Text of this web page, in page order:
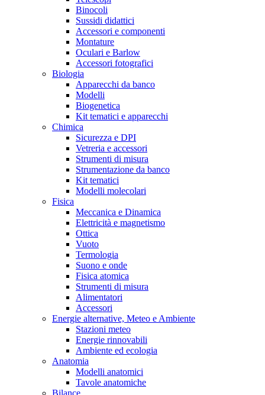
Binocoli
Sussidi didattici
Accessori e componenti
Montature
Oculari e Barlow
Accessori fotografici
Biologia
Apparecchi da banco
Modelli
Biogenetica
Kit tematici e apparecchi
Chimica
Sicurezza e DPI
Vetreria e accessori
Strumenti di misura
Strumentazione da banco
Kit tematici
Modelli molecolari
Fisica
Meccanica e Dinamica
Elettricità e magnetismo
Ottica
Vuoto
Termologia
Suono e onde
Fisica atomica
Strumenti di misura
Alimentatori
Accessori
Energie alternative, Meteo e Ambiente
Stazioni meteo
Energie rinnovabili
Ambiente ed ecologia
Anatomia
Modelli anatomici
Tavole anatomiche
Bilance